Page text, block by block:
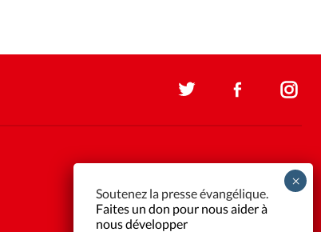
Soutenez la presse évangélique.
Faites un don pour nous aider à
nous développer